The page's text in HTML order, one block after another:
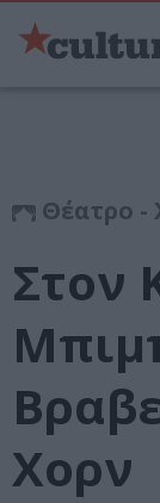
Θέατρο -
Στον
Χορν